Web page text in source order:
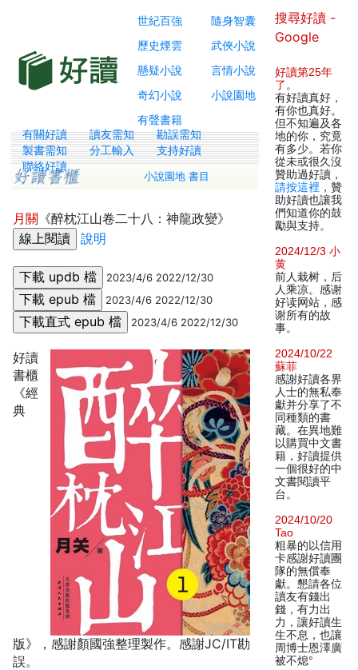
世紀百強
隨身智囊
歷史煙雲
武俠小說
懸疑小說
言情小說
奇幻小說
小說園地
有聲書籍
有關好讀 讀友需知
勘誤需知
製書需知
分工輸入
支持好讀
聯絡好讀
小說園地 書目
月關 《醉枕江山卷二十八：神龍政變》
說明
2023/4/6 2022/12/30
2023/4/6 2022/12/30
2023/4/6 2022/12/30
好讀
書櫃
《經
典
版》，感謝顏國強整理製作。感謝JC/IT勘
誤。
搜尋好讀 -
Google
好讀第25年
了 。
有好讀真好，
有你也真好。
但不知遍及各
地的你，究竟
有多少。若你
從未或很久沒
贊助過好讀，
請按這裡 ，贊
助好讀也讓我
們知道你的鼓
勵與支持。
2024/12/3 小
黄
前人栽树，后
人乘凉。感谢
好读网站，感
谢所有的故
事。
2024/10/22
蘇菲
感謝好讀各界
人士的無私奉
獻并分享了不
同種類的書
藏。在異地難
以購買中文書
籍，好讀提供
一個很好的中
文書閱讀平
台。
2024/10/20
Tao
粗暴的以信用
卡感謝好讀團
隊的無償奉
獻。懇請各位
讀友有錢出
錢，有力出
力，讓好讀生
生不息，也讓
周博士恩澤廣
被不熄°